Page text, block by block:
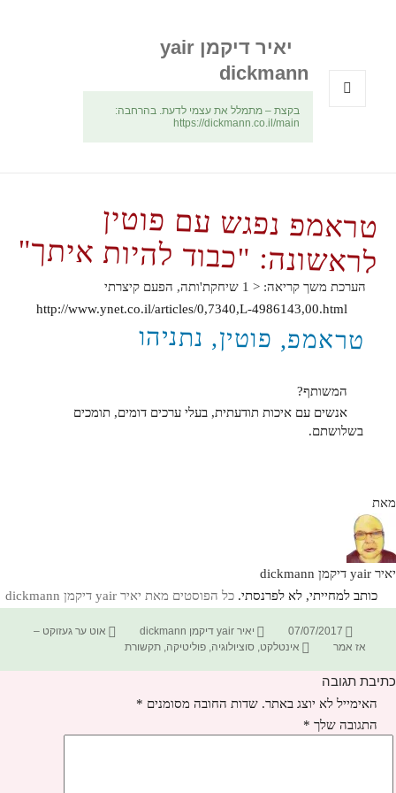
יאיר דיקמן yair
dickmann
בקצת – מתמלל את עצמי לדעת. בהרחבה:
https://dickmann.co.il/main
טראמפ נפגש עם פוטין
לראשונה: "כבוד להיות איתך"
הערכת משך קריאה: < 1
שיחקת'ותה, הפעם קיצרתי
http://www.ynet.co.il/articles/0,7340,L-4986143,00.html
טראמפ, פוטין, נתניהו
המשותף?
אנשים עם איכות תודעתית, בעלי ערכים דומים, תומכים
בשלושתם.
מאת
יאיר yair דיקמן dickmann
כותב למחייתי, לא לפרנסתי. כל הפוסטים מאת יאיר yair דיקמן dickmann‏
פורסם
בתאריך
07/07/2017 מחבר
יאיר yair דיקמן dickmann קטגוריות
אוט ער געזוקט –
אז אמר
תגיות
אינטלקט,סוציולוגיה,פוליטיקה,תקשורת
כתיבת תגובה
האימייל לא יוצג באתר. שדות החובה מסומנים *
התגובה שלך *